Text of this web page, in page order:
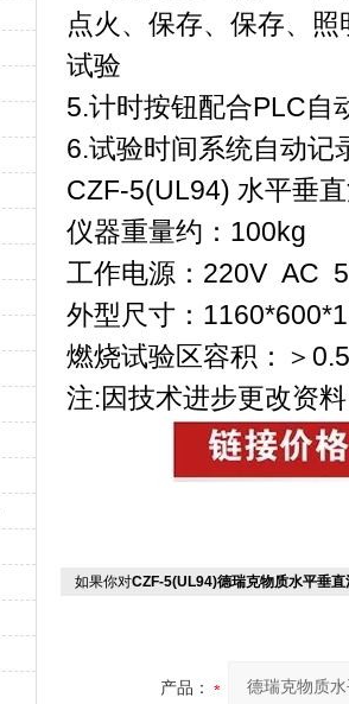
点火、保存、保存、
试验
5.计时按钮配合PLC自
6.试验时间系统自动记
CZF-5(UL94) 水平垂
仪器重量约：100kg
工作电源：220V AC
外型尺寸：
燃烧试验区容积：＞
注:因技术进步更改资
如果你对CZF-5(UL94)德瑞克物质水平垂
产品：